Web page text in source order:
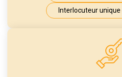
​​Interlocuteur